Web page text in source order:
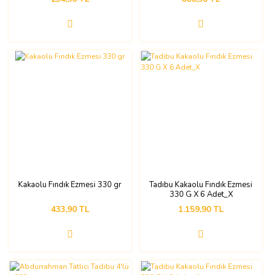
Kakaolu Fındık Ezmesi 330 gr
433,90 TL
Tadıbu Kakaolu Fındık Ezmesi
330 G X 6 Adet_X
1.159,90 TL